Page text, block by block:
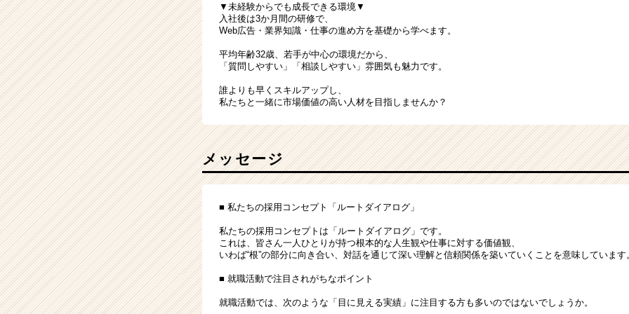
▼未経験からでも成長できる環境▼
入社後は3か月間の研修で、
Web広告・業界知識・仕事の進め方を基礎から学べます。
平均年齢32歳、若手が中心の環境だから、
「質問しやすい」「相談しやすい」雰囲気も魅力です。
誰よりも早くスキルアップし、
私たちと一緒に市場価値の高い人材を目指しませんか？
メッセージ
■ 私たちの採用コンセプト「ルートダイアログ」
私たちの採用コンセプトは「ルートダイアログ」です。
これは、皆さん一人ひとりが持つ根本的な人生観や仕事に対する価値観、
いわば“根”の部分に向き合い、対話を通じて深い理解と信頼関係を築いていくことを意味しています
■ 就職活動で注目されがちなポイント
就職活動では、次のような「目に見える実績」に注目する方も多いのではないでしょうか。